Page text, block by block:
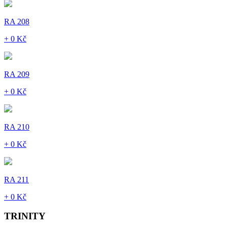
RA 208
+ 0 Kč
RA 209
+ 0 Kč
RA 210
+ 0 Kč
RA 211
+ 0 Kč
TRINITY